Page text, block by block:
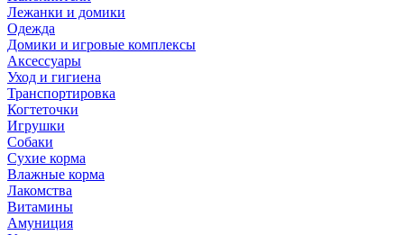
Лежанки и домики
Одежда
Домики и игровые комплексы
Аксессуары
Уход и гигиена
Транспортировка
Когтеточки
Игрушки
Собаки
Сухие корма
Влажные корма
Лакомства
Витамины
Амуниция